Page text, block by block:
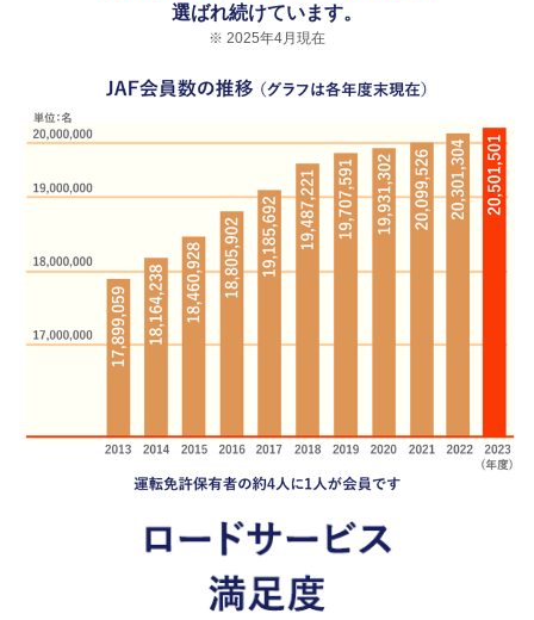
選ばれ続けています。
2025年4月現在